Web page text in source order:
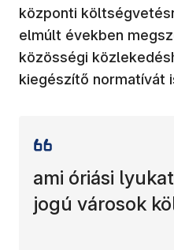
központi
elmúlt években
közösségi
kiegészítő normatívát
ami óriási
jogú városok